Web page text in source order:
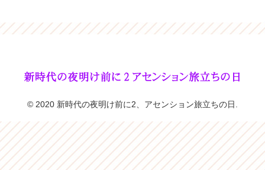
© 2020 新時代の夜明け前に2、アセンション旅立ちの日.